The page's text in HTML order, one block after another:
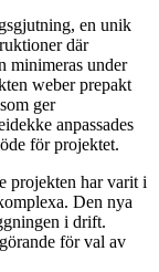
en unik
där
minimeras under
weber prepakt
ger
anpassades
för projektet.
projekten har varit i
Den nya
i drift.
för val av